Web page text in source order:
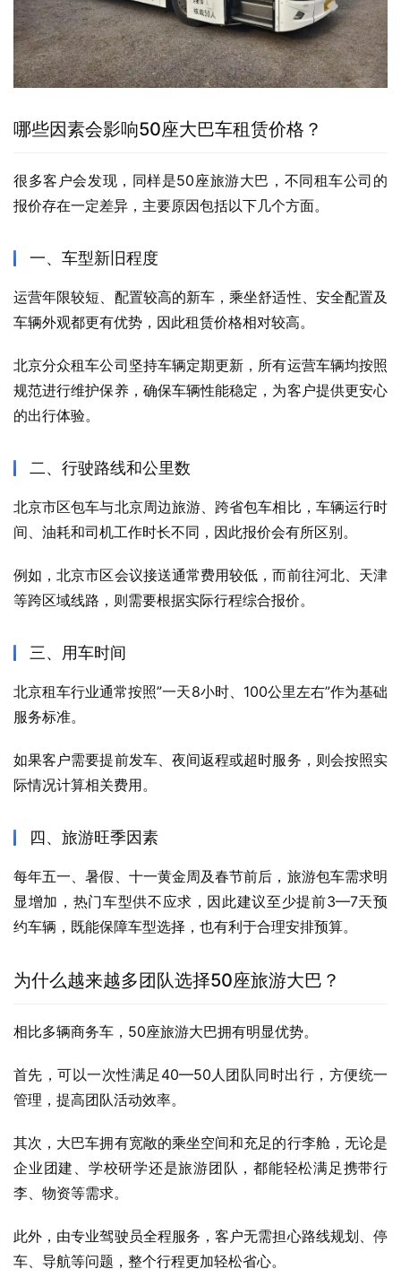
哪些因素会影响50座大巴车租赁价格？
很多客户会发现，同样是50座旅游大巴，不同租车公司的
报价存在一定差异，主要原因包括以下几个方面。
一、车型新旧程度
运营年限较短、配置较高的新车，乘坐舒适性、安全配置及
车辆外观都更有优势，因此租赁价格相对较高。
北京分众租车公司坚持车辆定期更新，所有运营车辆均按照
规范进行维护保养，确保车辆性能稳定，为客户提供更安心
的出行体验。
二、行驶路线和公里数
北京市区包车与北京周边旅游、跨省包车相比，车辆运行时
间、油耗和司机工作时长不同，因此报价会有所区别。
例如，北京市区会议接送通常费用较低，而前往河北、天津
等跨区域线路，则需要根据实际行程综合报价。
三、用车时间
北京租车行业通常按照”一天8小时、100公里左右”作为基础
服务标准。
如果客户需要提前发车、夜间返程或超时服务，则会按照实
际情况计算相关费用。
四、旅游旺季因素
每年五一、暑假、十一黄金周及春节前后，旅游包车需求明
显增加，热门车型供不应求，因此建议至少提前3—7天预
约车辆，既能保障车型选择，也有利于合理安排预算。
为什么越来越多团队选择50座旅游大巴？
相比多辆商务车，50座旅游大巴拥有明显优势。
首先，可以一次性满足40—50人团队同时出行，方便统一
管理，提高团队活动效率。
其次，大巴车拥有宽敞的乘坐空间和充足的行李舱，无论是
企业团建、学校研学还是旅游团队，都能轻松满足携带行
李、物资等需求。
此外，由专业驾驶员全程服务，客户无需担心路线规划、停
车、导航等问题，整个行程更加轻松省心。